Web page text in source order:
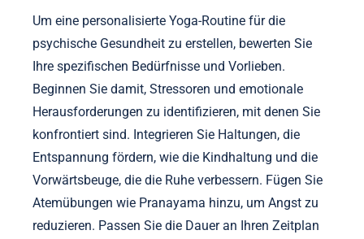
Verbindung zwischen Geist und Körper verstärkt, die
für das allgemeine Wohlbefinden unerlässlich ist.
Wie kann man eine personalisierte Yoga-
Routine für die psychische Gesundheit
erstellen?
Um eine personalisierte Yoga-Routine für die
psychische Gesundheit zu erstellen, bewerten Sie
Ihre spezifischen Bedürfnisse und Vorlieben.
Beginnen Sie damit, Stressoren und emotionale